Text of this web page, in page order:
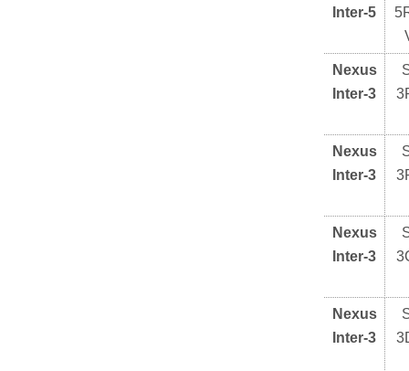
Inter-5
Nexus
Inter-3
Nexus
Inter-3
Nexus
Inter-3
Nexus
Inter-3